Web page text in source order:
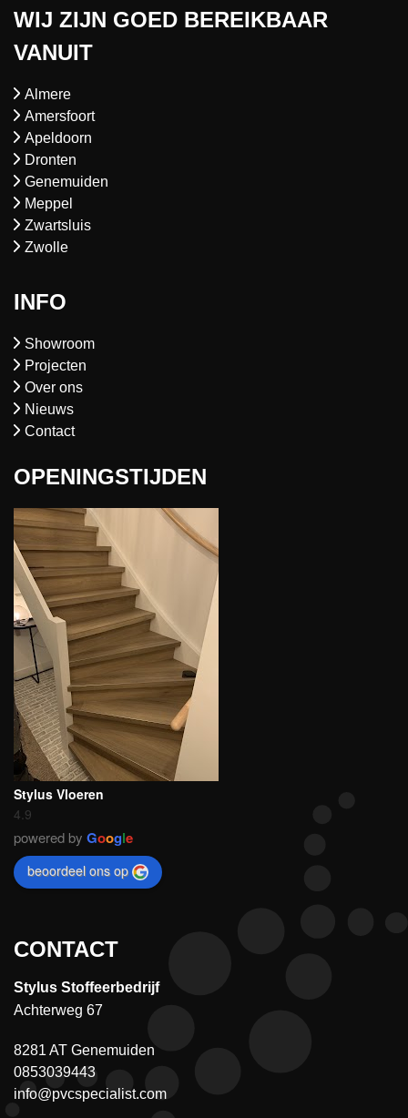
WIJ ZIJN GOED BEREIKBAAR
VANUIT
Almere
Amersfoort
Apeldoorn
Dronten
Genemuiden
Meppel
Zwartsluis
Zwolle
INFO
Showroom
Projecten
Over ons
Nieuws
Contact
OPENINGSTIJDEN
Stylus Vloeren
4.9
powered by Google
beoordeel ons op
CONTACT
Stylus Stoffeerbedrijf
Achterweg 67
8281 AT Genemuiden
0853039443
info@pvcspecialist.com